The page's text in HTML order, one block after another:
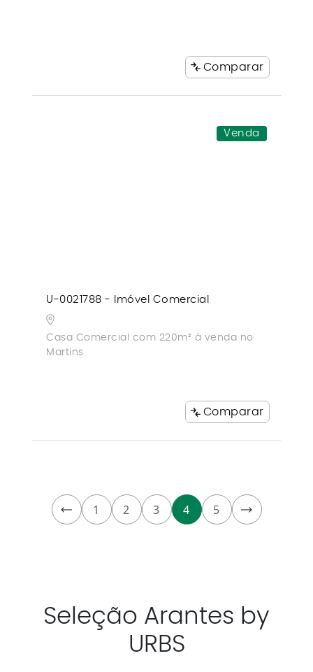
Comparar
Venda
U-0021788 - Imóvel Comercial
Casa Comercial com 220m² à venda no
Martins
Comparar
1 2 3 4 5
Seleção Arantes by
URBS